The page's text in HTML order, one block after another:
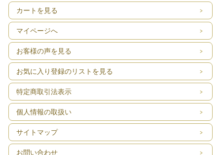
カートを見る
マイページへ
お客様の声を見る
お気に入り登録のリストを見る
特定商取引法表示
個人情報の取扱い
サイトマップ
お問い合わせ